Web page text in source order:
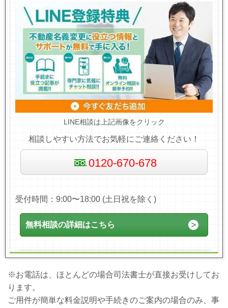
LINE相談は上記画像をクリック
相談しやすい方法でお気軽にご連絡ください！
0120-670-678
受付時間：9:00〜18:00 (土日祝を除く)
無料相談の詳細はこちら
※お電話は、ほとんどの場合司法書士が直接お受けしてお
ります。
ご用件が簡単な料金説明や手続きのご案内の場合のみ、事